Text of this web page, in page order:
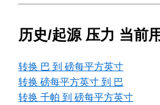
历史/起源 压力 当前
转换 巴 到 磅每平方英寸
转换 磅每平方英寸 到 巴
转换 千帕 到 磅每平方英寸